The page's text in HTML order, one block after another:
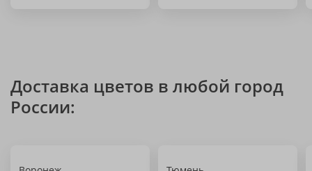
Доставка цветов в любой город
России: